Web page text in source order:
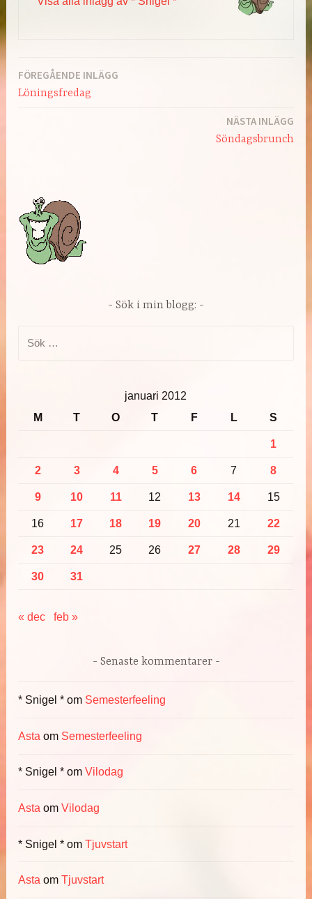
Inläggsnavigering
FÖREGÅENDE INLÄGG
Löningsfredag
NÄSTA INLÄGG
Söndagsbrunch
Sök i min blogg:
januari 2012
M
T O T F L S
1
2 3 4 5 6 7 8
9 10 11 12 13 14 15
16 17 18 19 20 21 22
23 24 25 26 27 28 29
30 31
« dec feb »
Senaste kommentarer
* Snigel * om Semesterfeeling
Asta om Semesterfeeling
* Snigel * omVilodag
Asta omVilodag
* Snigel * omTjuvstart
Asta omTjuvstart